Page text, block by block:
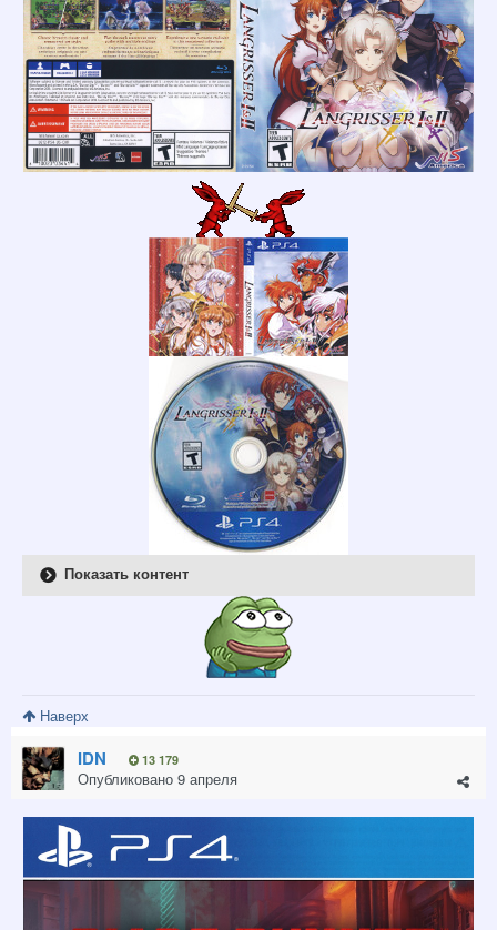
Показать контент
Наверх
IDN 13 179
Опубликовано 9 апреля